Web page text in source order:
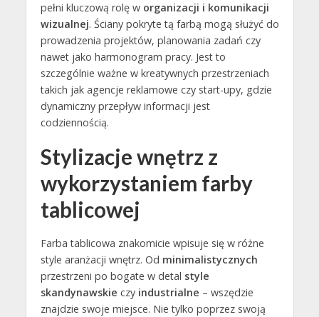
pełni kluczową rolę w organizacji i komunikacji
wizualnej. Ściany pokryte tą farbą mogą służyć do
prowadzenia projektów, planowania zadań czy
nawet jako harmonogram pracy. Jest to
szczególnie ważne w kreatywnych przestrzeniach
takich jak agencje reklamowe czy start-upy, gdzie
dynamiczny przepływ informacji jest
codziennością.
Stylizacje wnętrz z
wykorzystaniem farby
tablicowej
Farba tablicowa znakomicie wpisuje się w różne
style aranżacji wnętrz. Od minimalistycznych
przestrzeni po bogate w detal style
skandynawskie czy industrialne – wszędzie
znajdzie swoje miejsce. Nie tylko poprzez swoją